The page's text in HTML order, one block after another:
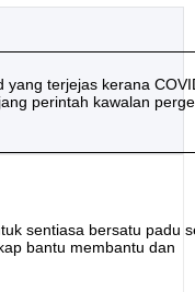
yang terjejas kerana
perintah kawalan
sentiasa bersatu padu
bantu membantu dan